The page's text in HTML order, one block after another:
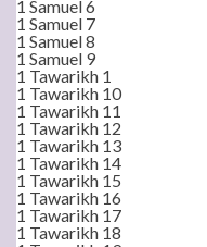
1 Samuel 6
1 Samuel 7
1 Samuel 8
1 Samuel 9
1 Tawarikh 1
1 Tawarikh 10
1 Tawarikh 11
1 Tawarikh 12
1 Tawarikh 13
1 Tawarikh 14
1 Tawarikh 15
1 Tawarikh 16
1 Tawarikh 17
1 Tawarikh 18